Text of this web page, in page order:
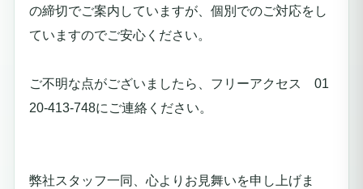
の締切でご案内していますが、個別でのご対応をし
ていますのでご安心ください。
ご不明な点がございましたら、フリーアクセス 01
20-413-748にご連絡ください。
弊社スタッフ一同、心よりお見舞いを申し上げま